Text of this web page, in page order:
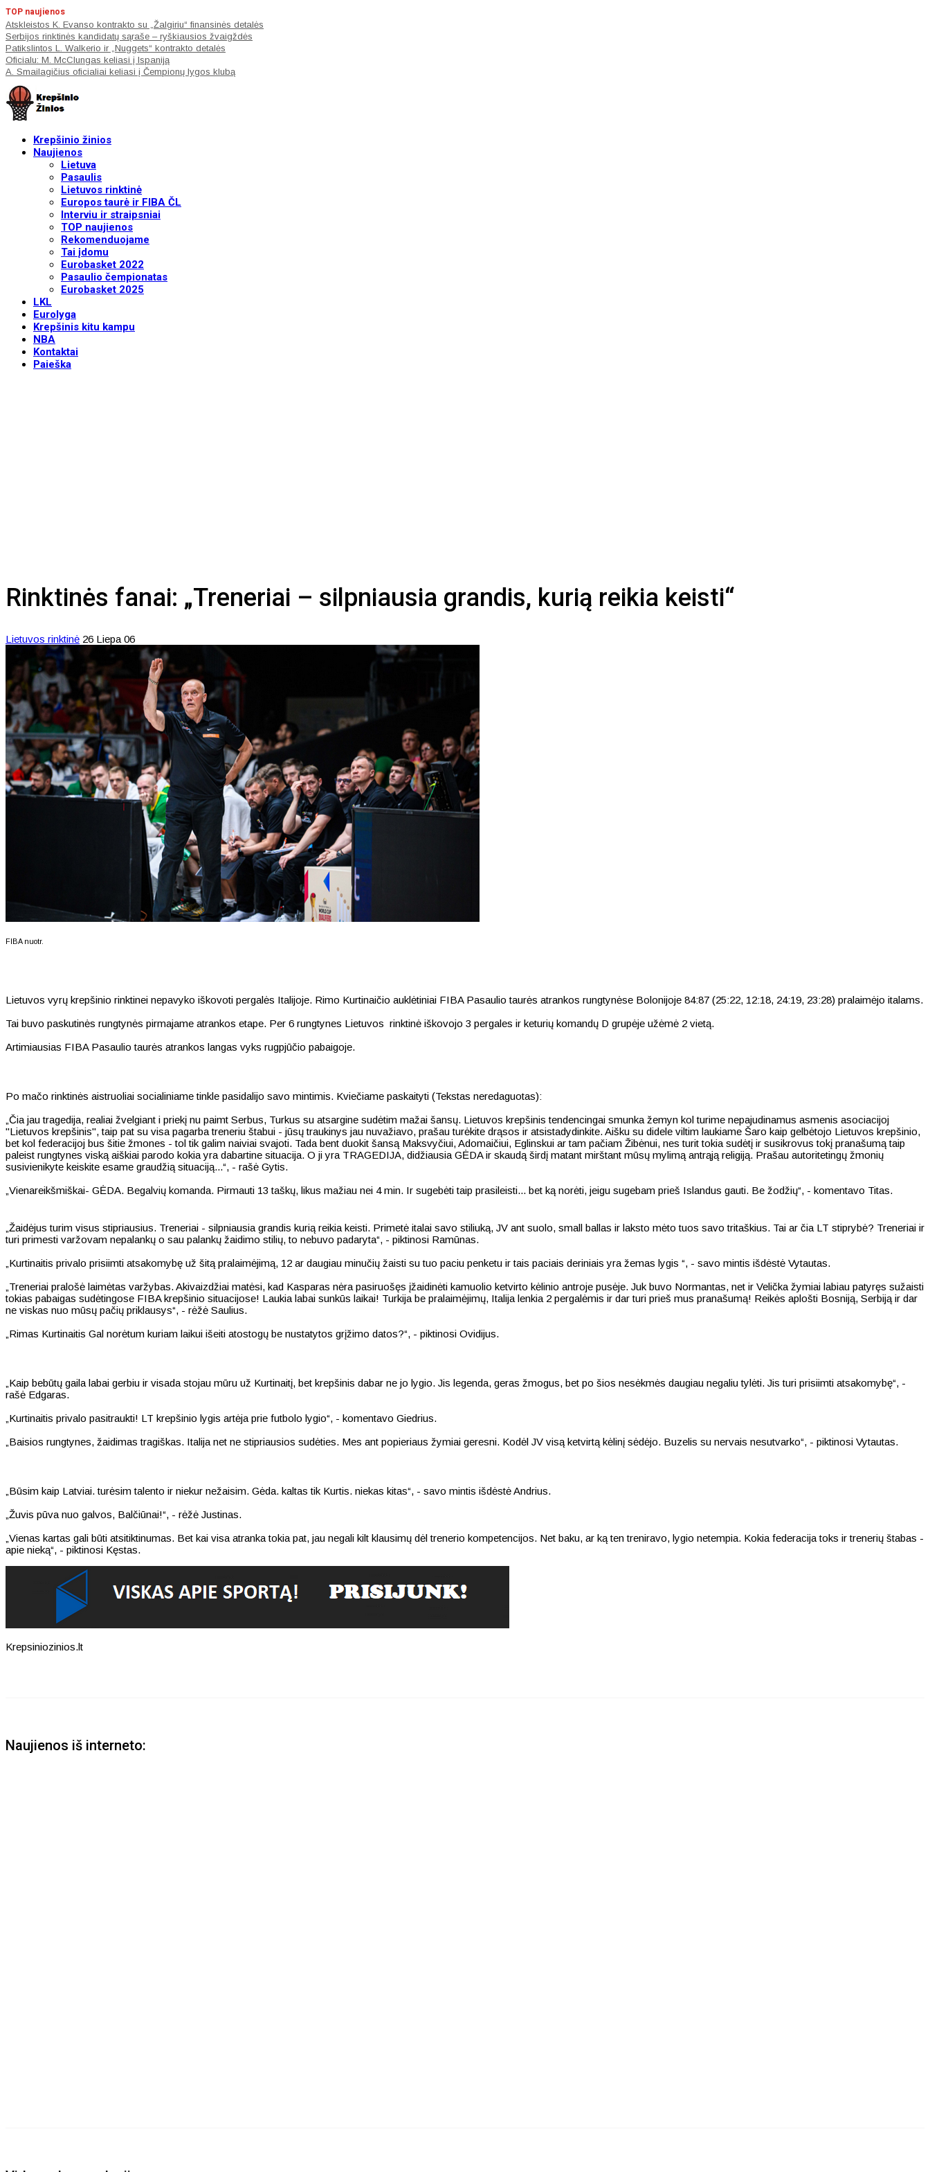
TOP naujienos
Atskleistos K. Evanso kontrakto su „Žalgiriu“ finansinės detalės
Serbijos rinktinės kandidatų sąraše – ryškiausios žvaigždės
Patikslintos L. Walkerio ir „Nuggets“ kontrakto detalės
Oficialu: M. McClungas keliasi į Ispaniją
A. Smailagičius oficialiai keliasi į Čempionų lygos klubą
Krepšinio žinios
Naujienos
Lietuva
Pasaulis
Lietuvos rinktinė
Europos taurė ir FIBA ČL
Interviu ir straipsniai
TOP naujienos
Rekomenduojame
Tai įdomu
Eurobasket 2022
Pasaulio čempionatas
Eurobasket 2025
LKL
Eurolyga
Krepšinis kitu kampu
NBA
Kontaktai
Paieška
Rinktinės fanai: „Treneriai – silpniausia grandis, kurią reikia keisti“
Lietuvos rinktinė 26 Liepa 06
FIBA nuotr.
Lietuvos vyrų krepšinio rinktinei nepavyko iškovoti pergalės Italijoje. Rimo Kurtinaičio auklėtiniai FIBA Pasaulio taurės atrankos rungtynėse Bolonijoje 84:87 (25:22, 12:18, 24:19, 23:28) pralaimėjo italams.
Tai buvo paskutinės rungtynės pirmajame atrankos etape. Per 6 rungtynes Lietuvos rinktinė iškovojo 3 pergales ir keturių komandų D grupėje užėmė 2 vietą.
Artimiausias FIBA Pasaulio taurės atrankos langas vyks rugpjūčio pabaigoje.
Po mačo rinktinės aistruoliai socialiniame tinkle pasidalijo savo mintimis. Kviečiame paskaityti (Tekstas neredaguotas):
„Čia jau tragedija, realiai žvelgiant i priekį nu paimt Serbus, Turkus su atsargine sudėtim mažai šansų. Lietuvos krepšinis tendencingai smunka žemyn kol turime nepajudinamus asmenis asociacijoj
"Lietuvos krepšinis", taip pat su visa pagarba treneriu štabui - jūsų traukinys jau nuvažiavo, prašau turėkite drąsos ir atsistadydinkite. Aišku su didele viltim laukiame Šaro kaip gelbėtojo Lietuvos krepšinio,
bet kol federacijoj bus šitie žmones - tol tik galim naiviai svajoti. Tada bent duokit šansą Maksvyčiui, Adomaičiui, Eglinskui ar tam pačiam Žibėnui, nes turit tokia sudėtį ir susikrovus tokį pranašumą taip
paleist rungtynes viską aiškiai parodo kokia yra dabartine situacija. O ji yra TRAGEDIJA, didžiausia GĖDA ir skaudą širdį matant mirštant mūsų mylimą antrąją religiją. Prašau autoritetingų žmonių
susivienikyte keiskite esame graudžią situaciją...“, - rašė Gytis.
„Vienareikšmiškai- GĖDA. Begalvių komanda. Pirmauti 13 taškų, likus mažiau nei 4 min. Ir sugebėti taip prasileisti... bet ką norėti, jeigu sugebam prieš Islandus gauti. Be žodžių“, - komentavo Titas.
„Žaidėjus turim visus stipriausius. Treneriai - silpniausia grandis kurią reikia keisti. Primetė italai savo stiliuką, JV ant suolo, small ballas ir laksto mėto tuos savo tritaškius. Tai ar čia LT stiprybė? Treneriai ir
turi primesti varžovam nepalankų o sau palankų žaidimo stilių, to nebuvo padaryta“, - piktinosi Ramūnas.
„Kurtinaitis privalo prisiimti atsakomybę už šitą pralaimėjimą, 12 ar daugiau minučių žaisti su tuo paciu penketu ir tais paciais deriniais yra žemas lygis “, - savo mintis išdėstė Vytautas.
„Treneriai pralošė laimėtas varžybas. Akivaizdžiai matėsi, kad Kasparas nėra pasiruošęs įžaidinėti kamuolio ketvirto kėlinio antroje pusėje. Juk buvo Normantas, net ir Velička žymiai labiau patyręs sužaisti
tokias pabaigas sudėtingose FIBA krepšinio situacijose! Laukia labai sunkūs laikai! Turkija be pralaimėjimų, Italija lenkia 2 pergalėmis ir dar turi prieš mus pranašumą! Reikės aplošti Bosniją, Serbiją ir dar
ne viskas nuo mūsų pačių priklausys“, - rėžė Saulius.
„Rimas Kurtinaitis Gal norėtum kuriam laikui išeiti atostogų be nustatytos grįžimo datos?“, - piktinosi Ovidijus.
„Kaip bebūtų gaila labai gerbiu ir visada stojau mūru už Kurtinaitį, bet krepšinis dabar ne jo lygio. Jis legenda, geras žmogus, bet po šios nesėkmės daugiau negaliu tylėti. Jis turi prisiimti atsakomybę“, -
rašė Edgaras.
„Kurtinaitis privalo pasitraukti! LT krepšinio lygis artėja prie futbolo lygio“, - komentavo Giedrius.
„Baisios rungtynes, žaidimas tragiškas. Italija net ne stipriausios sudėties. Mes ant popieriaus žymiai geresni. Kodėl JV visą ketvirtą kėlinį sėdėjo. Buzelis su nervais nesutvarko“, - piktinosi Vytautas.
„Būsim kaip Latviai. turėsim talento ir niekur nežaisim. Gėda. kaltas tik Kurtis. niekas kitas“, - savo mintis išdėstė Andrius.
„Žuvis pūva nuo galvos, Balčiūnai!“, - rėžė Justinas.
„Vienas kartas gali būti atsitiktinumas. Bet kai visa atranka tokia pat, jau negali kilt klausimų dėl trenerio kompetencijos. Net baku, ar ką ten treniravo, lygio netempia. Kokia federacija toks ir trenerių štabas -
apie nieką“, - piktinosi Kęstas.
Krepsiniozinios.lt
Naujienos iš interneto: